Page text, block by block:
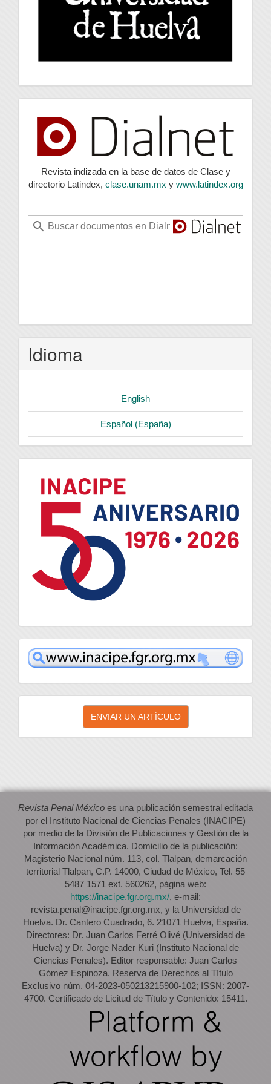
index
Revista indizada en la base de datos de Clase y
directorio Latindex, clase.unam.mx y www.latindex.org
Idioma
English
Español (España)
logo
inacipe
Enviar
artículo
ENVIAR UN ARTÍCULO
Revista Penal México es una publicación semestral editada
por el Instituto Nacional de Ciencias Penales (INACIPE)
por medio de la División de Publicaciones y Gestión de la
Información Académica. Domicilio de la publicación:
Magisterio Nacional núm. 113, col. Tlalpan, demarcación
territorial Tlalpan, C.P. 14000, Ciudad de México, Tel. 55
5487 1571 ext. 560262, página web:
https://inacipe.fgr.org.mx/, e-mail:
revista.penal@inacipe.fgr.org.mx, y la Universidad de
Huelva. Dr. Cantero Cuadrado, 6. 21071 Huelva, España.
Directores: Dr. Juan Carlos Ferré Olivé (Universidad de
Huelva) y Dr. Jorge Nader Kuri (Instituto Nacional de
Ciencias Penales). Editor responsable: Juan Carlos
Gómez Espinoza. Reserva de Derechos al Título
Exclusivo núm. 04-2023-050213215900-102; ISSN: 2007-
4700. Certificado de Licitud de Título y Contenido: 15411.